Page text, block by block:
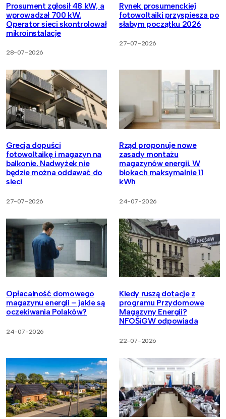
Prosument zgłosił 48 kW, a
wprowadzał 700 kW.
Operator sieci skontrolował
mikroinstalacje
28-07-2026
Rynek prosumenckiej
fotowoltaiki przyspiesza po
słabym początku 2026
27-07-2026
Grecja dopuści
fotowoltaikę i magazyn na
balkonie. Nadwyżek nie
będzie można oddawać do
sieci
27-07-2026
Rząd proponuje nowe
zasady montażu
magazynów energii. W
blokach maksymalnie 11
kWh
24-07-2026
Opłacalność domowego
magazynu energii – jakie są
oczekiwania Polaków?
24-07-2026
Kiedy ruszą dotacje z
programu Przydomowe
Magazyny Energii?
NFOŚiGW odpowiada
22-07-2026